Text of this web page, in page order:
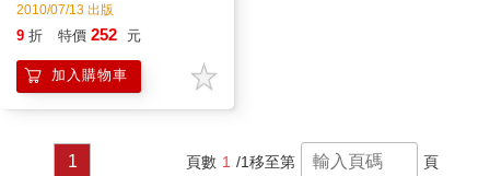
2010/07/13 出版
9 折 特價 252 元
加入購物車
1 頁數 1 /1移至第 頁